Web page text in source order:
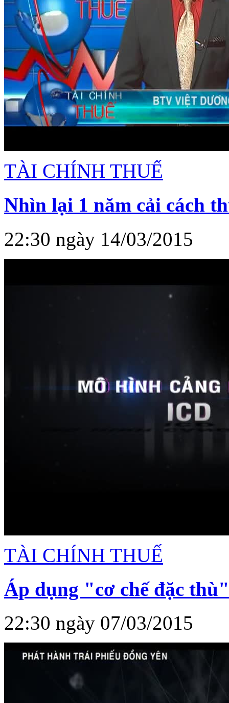
TÀI CHÍNH THUẾ
Nhìn lại 1 năm cải cách
22:30 ngày 14/03/2015
TÀI CHÍNH THUẾ
Áp dụng "cơ chế đặc
22:30 ngày 07/03/2015